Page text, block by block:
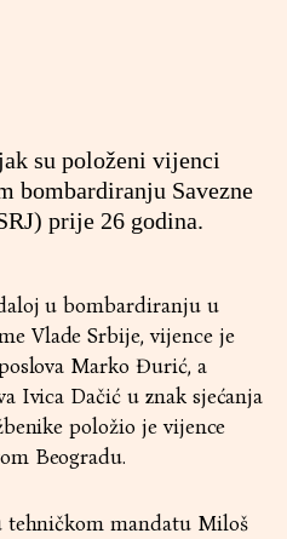
su položeni vijenci
bombardiranju Savezne
prije 26 godina.
u bombardiranju u
Vlade Srbije, vijence je
Marko Đurić, a
Ivica Dačić u znak sjećanja
položio je vijence
Beogradu.
tehničkom mandatu Miloš